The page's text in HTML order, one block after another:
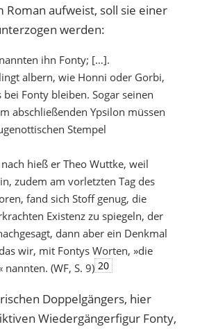
Roman aufweist, soll sie einer
werden:
ihn Fonty; […].
albern, wie Honni oder Gorbi,
Fonty bleiben. Sogar seinen
abschließenden Ypsilon müssen
Stempel
hieß er Theo Wuttke, weil
zudem am vorletzten Tag des
fand sich Stoff genug, die
Existenz zu spiegeln, der
dann aber ein Denkmal
wir, mit Fontys Worten, »die
nannten. (WF, S. 9) 20
Doppelgängers, hier
Wiedergängerfigur Fonty,